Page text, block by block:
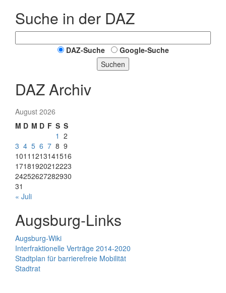
Suche in der DAZ
DAZ-Suche
Google-Suche
Suchen
DAZ Archiv
August 2026
M D M D F S S
1 2
3 4 5 6 7 8 9
1011 1213141516
17181920212223
24252627282930
31
« Juli
Augsburg-Links
Augsburg-Wiki
Interfraktionelle Verträge 2014-2020
Stadtplan für barrierefreie Mobilität
Stadtrat